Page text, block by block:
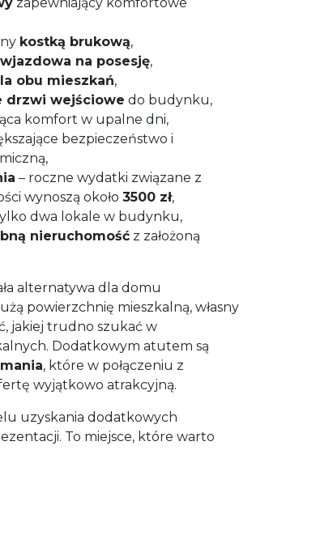
kostką brukową,
na posesję,
obu mieszkań,
drzwi wejściowe do budynku,
komfort w upalne dni,
bezpieczeństwo i
– roczne wydatki związane z
wynoszą około 3500 zł,
dwa lokale w budynku,
nieruchomość z założoną
alternatywa dla domu
powierzchnię mieszkalną, własny
jakiej trudno szukać w
Dodatkowym atutem są
, które w połączeniu z
wyjątkowo atrakcyjną.
uzyskania dodatkowych
To miejsce, które warto